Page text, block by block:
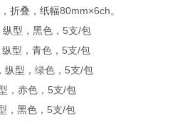
折叠，纸幅80mm×6ch。
型，黑色，5支/包
型，青色，5支/包
纵型，绿色，5支/包
，赤色，5支/包
，黑色，5支/包